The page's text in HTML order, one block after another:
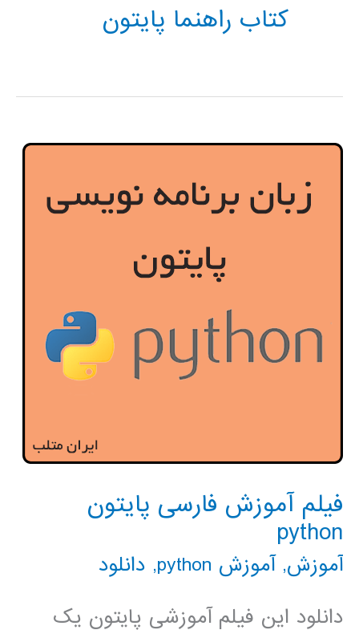
کتاب راهنما پایتون
فیلم آموزش فارسی پایتون
python
آموزش,آموزش python , دانلود
دانلود این فیلم آموزشی پایتون یک